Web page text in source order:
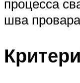
процесса
шва